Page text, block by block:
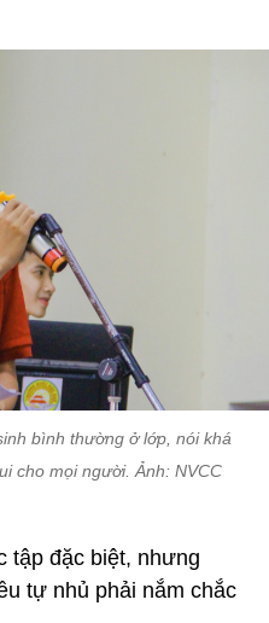
bình thường ở lớp, nói khá
cho mọi người. Ảnh: NVCC
tập đặc biệt, nhưng
tự nhủ phải nắm chắc